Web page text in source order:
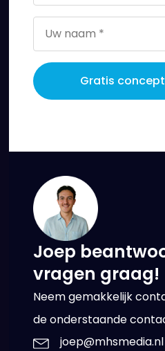
Gratis
Joep
vragen graag!
Neem gemakkelijk
de onderstaande
joep@mhsmedia.nl